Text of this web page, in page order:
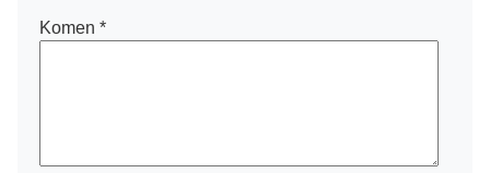
Komen *